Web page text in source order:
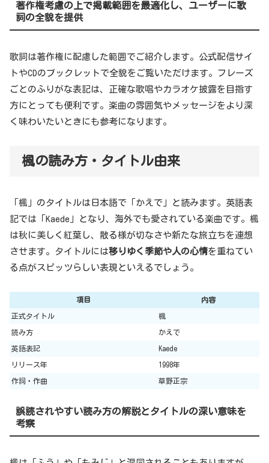
著作権考慮の上で掲載範囲を最適化し、ユーザーに歌
詞の全貌を提供
歌詞は著作権に配慮した範囲でご紹介します。公式配信サイ
トやCDのブックレットで全貌をご覧いただけます。フレーズ
ごとのふりがな表記は、正確な歌唱やカラオケ披露を目指す
方にとっても便利です。楽曲の雰囲気やメッセージをより深
く味わいたいときにも参考になります。
楓の読み方・タイトル由来
「楓」のタイトルは日本語で「かえで」と読みます。英語表
記では「Kaede」となり、海外でも愛されている楽曲です。楓
は秋に美しく紅葉し、散る様が切なさや新たな旅立ちを連想
させます。タイトルには移りゆく季節や人の心情を重ねてい
る点がスピッツらしい表現といえるでしょう。
項目 内容
正式タイトル 楓
読み方 かえで
英語表記 Kaede
リリース年 1998年
作詞・作曲 草野正宗
誤読されやすい読み方の解説とタイトルの深い意味を
考察